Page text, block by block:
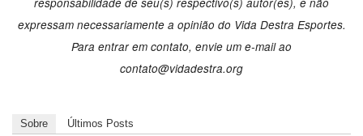
expressam necessariamente a opinião do Vida Destra Esportes.
Para entrar em contato, envie um e-mail ao
contato@vidadestra.org
Sobre Últimos Posts